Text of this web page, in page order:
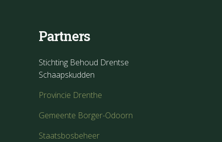
Partners
Stichting Behoud Drentse
Schaapskudden
Provincie Drenthe
Gemeente Borger-Odoorn
Staatsbosbeheer